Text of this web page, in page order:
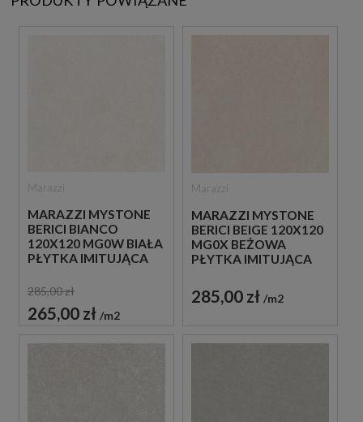
MARAZZI MYSTONE
BERICI BIANCO
120X120 MG0W BIAŁA
PŁYTKA IMITUJĄCA
285,00 zł
265,00 zł m2
MARAZZI MYSTONE
BERICI BEIGE 120X120
MG0X BEŻOWA
PŁYTKA IMITUJĄCA
285,00 zł m2